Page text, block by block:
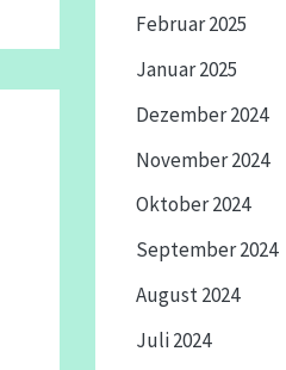
Februar 2025
Januar 2025
Dezember 2024
November 2024
Oktober 2024
September 2024
August 2024
Juli 2024